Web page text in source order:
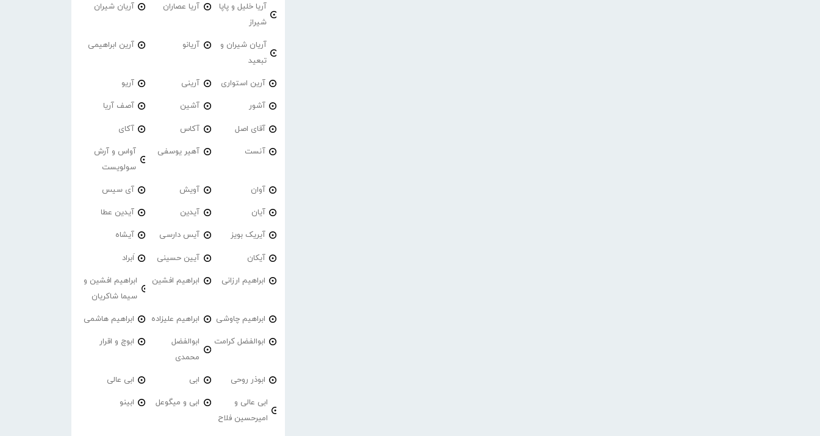
آریا خلیل و پاپا
شیراز
آریا عصاران آریان شیران
آریان شیران و
تبعید
آریانو آرین ابراهیمی
آرین استواری آرینی آریو
آشور آشین آصف آریا
آقای اصل آکاس آکای
آنست آهیر یوسفی
آواس و آرش
سولویست
آوان آویش آی سیس
آیان آیدین آیدین عطا
آیریک بویز آیس دارسی آیشاه
آیکان آیین حسینی اَبراد
ابراهیم ارزانی ابراهیم افشین
ابراهیم افشین و
سیما شاکریان
ابراهیم چاوشی ابراهیم علیزاده ابراهیم هاشمی
ابوالفضل کرامت
ابوالفضل
محمدی
ابوچ و اقرار
ابوذر روحی ابی ابی عالی
ابی عالی و
امیرحسین فلاح
ابی و میگوعل ابینو